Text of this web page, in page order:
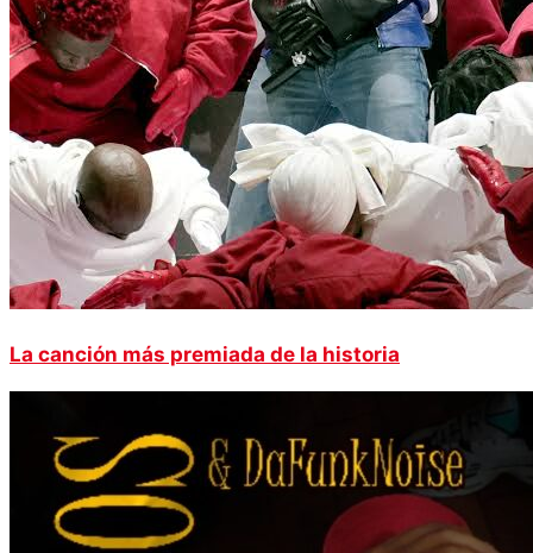
La canción más premiada de la historia